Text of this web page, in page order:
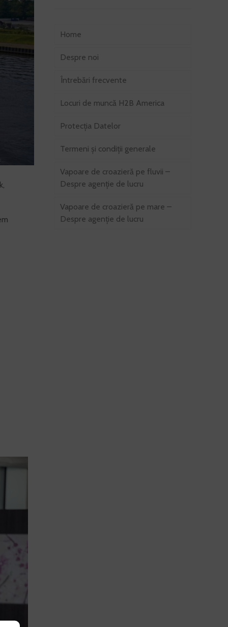
Home
Despre noi
Întrebări frecvente
Locuri de muncă H2B America
Protecția Datelor
Termeni şi condiţii generale
Vapoare de croazieră pe fluvii –
Despre agenție de lucru
Vapoare de croazieră pe mare –
Despre agenție de lucru